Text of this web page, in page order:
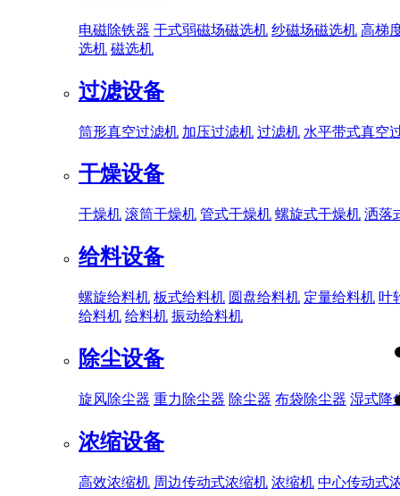
电磁除铁器 干式弱磁场磁选机 纱磁场磁选机 高梯
选机 磁选机
过滤设备
筒形真空过滤机 加压过滤机 过滤机 水平带式真空
干燥设备
干燥机 滚筒干燥机 管式干燥机 螺旋式干燥机 洒落
给料设备
螺旋给料机 板式给料机 圆盘给料机 定量给料机 叶
给料机 给料机 振动给料机
除尘设备
旋风除尘器 重力除尘器 除尘器 布袋除尘器 湿式降
浓缩设备
高效浓缩机 周边传动式浓缩机 浓缩机 中心传动式